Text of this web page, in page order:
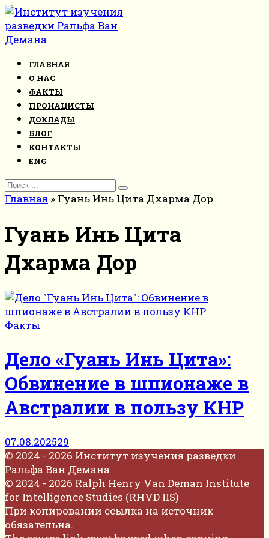
Перейти
к
контенту
ГЛАВНАЯ
О НАС
ФАКТЫ
ПРОНАЦИСТЫ
ДОКЛАДЫ
БЛОГ
КОНТАКТЫ
ENG
Search
for:
Главная » Гуань Инь Цита Дхарма Дор
Гуань Инь Цита
Дхарма Дор
Факты
Дело «Гуань Инь Цита»:
Обвинение в шпионаже в
Австралии в пользу КНР
07.08.202529
© 2024 - 2026 Институт изучения разведки
Ральфа Ван Демана
© 2024 - 2026 Ralph Henry Van Deman Institute
for Intelligence Studies (RHVD IIS)
При копировании ссылка на источник
обязательна.